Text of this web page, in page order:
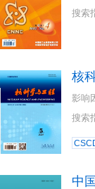
搜索
核
影响
搜索
中